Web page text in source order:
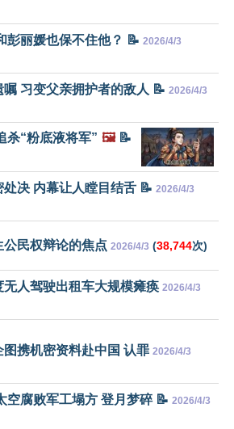
彭丽媛也保不住他？ 📝 2026/4/3
习变父亲拥护者的敌人 📝 2026/4/3
杀“粉底液将军” 🖼️📝
决 内幕让人瞠目结舌 📝 2026/4/3
民权辩论的焦点 2026/4/3 (38,744次)
无人驾驶出租车大规模瘫痪 2026/4/3
携机密资料赴中国 认罪 2026/4/3
空腐败军工塌方 登月梦碎 📝 2026/4/3